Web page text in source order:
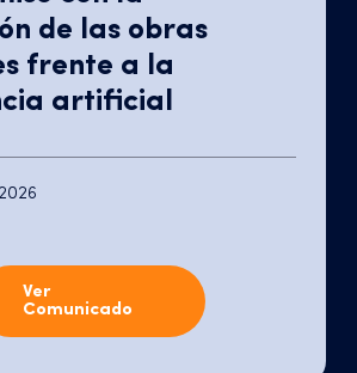
de las obras
frente a la
artificial
Ver
Comunicado